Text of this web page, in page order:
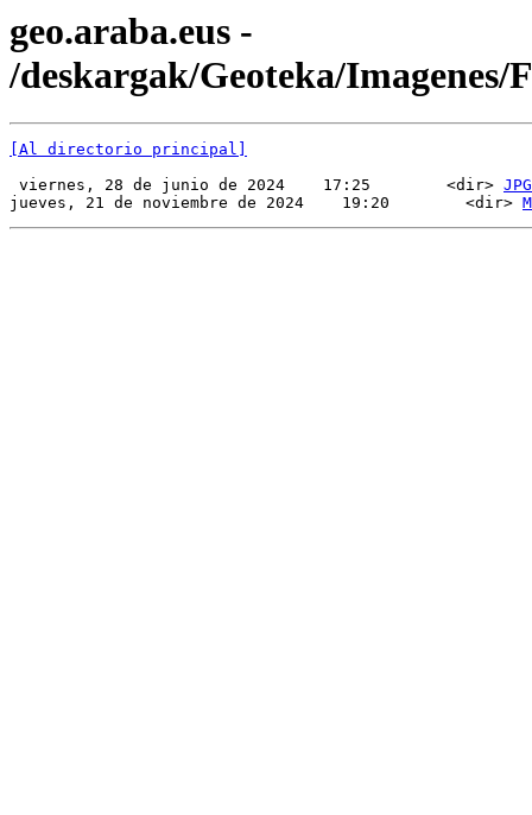
geo.araba.eus -
/deskargak/Geoteka/Imagenes/
[Al directorio principal]
viernes, 28 de junio de 2024    17:25        <dir> JPG
jueves, 21 de noviembre de 2024    19:20        <dir>